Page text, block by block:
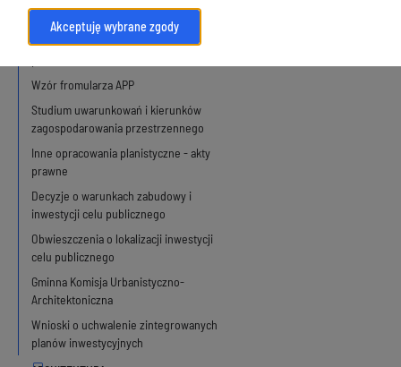
Wnioski o sporządzenie lub zmianę
Wzór fromularza APP
Studium uwarunkowań i kierunków
zagospodarowania przestrzennego
Inne opracowania planistyczne - akty
prawne
Decyzje o warunkach zabudowy i
inwestycji celu publicznego
Obwieszczenia o lokalizacji inwestycji
celu publicznego
Gminna Komisja Urbanistyczno-
Architektoniczna
Wnioski o uchwalenie zintegrowanych
planów inwestycyjnych
Akceptuję wybrane zgody